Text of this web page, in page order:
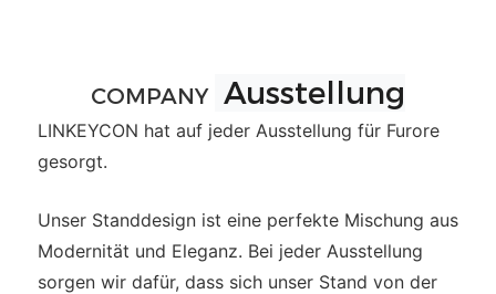
COMPANY Ausstellung
LINKEYCON hat auf jeder Ausstellung für Furore
gesorgt.
Unser Standdesign ist eine perfekte Mischung aus
Modernität und Eleganz. Bei jeder Ausstellung
sorgen wir dafür, dass sich unser Stand von der